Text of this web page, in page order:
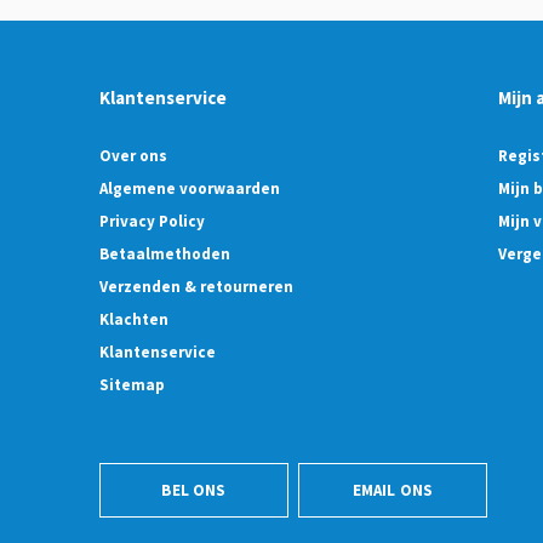
Klantenservice
Over ons
Algemene voorwaarden
Privacy Policy
Betaalmethoden
Verzenden & retourneren
Klachten
Klantenservice
Sitemap
Mijn
Mijn
Mijn
BEL ONS EMAIL ONS